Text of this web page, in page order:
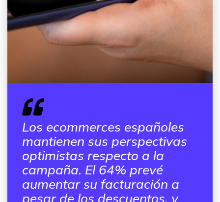
Los ecommerces españoles
mantienen sus perspectivas
optimistas respecto a la
campaña. El 64% prevé
aumentar su facturación a
pesar de los descuentos, y